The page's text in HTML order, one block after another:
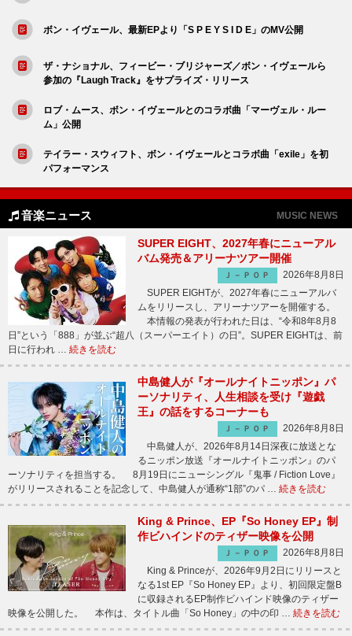
ボン・イヴェール、最新EPより「S P E Y S I D E」のMV公開
ザ・ナショナル、フィービー・ブリジャーズ／ボン・イヴェールら
参加の『Laugh Track』をサプライズ・リリース
ロブ・ムース、ボン・イヴェールとのコラボ曲「マーヴェル・ルー
ム」公開
テイラー・スウィフト、ボン・イヴェールとコラボ曲「exile」を初
パフォーマンス
音楽ニュース MUSIC NEWS
SUPER EIGHT、2027年春にニューアル
バム発売＆アリーナツアー開催
Ｊ－ＰＯＰ
2026年8月8日
SUPER EIGHTが、2027年春にニューアルバ
ムをリリースし、アリーナツアーを開催する。
本情報の発表が行われた日は、“令和8年8月8
日”という「888」が並ぶ“超八（スーパーエイト）の日”。SUPER EIGHTは、前
日に行われ … 続きを読む
中島健人が『オールナイトニッポン』パ
ーソナリティ、人生相談を受け『遊戯
王』の話をするコーナーも
Ｊ－ＰＯＰ
2026年8月8日
中島健人が、2026年8月14日深夜に放送とな
るニッポン放送『オールナイトニッポン』のパ
ーソナリティを担当する。 8月19日にニューシングル『鬼事 / Fiction Love』
がリリースされることを記念して、中島健人が通称“1部”のパ … 続きを読む
King & Prince、EP『So Honey EP』制
作ビハインドのティザー映像を公開
Ｊ－ＰＯＰ
2026年8月8日
King & Princeが、2026年9月2日にリリースと
なる1st EP『So Honey EP』より、初回限定盤B
に収録されるEP制作ビハインド映像のティザー
映像を公開した。 本作は、タイトル曲「So Honey」の中の印 … 続きを読む